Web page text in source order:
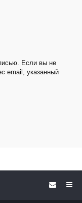
Если вы не
email, указанный